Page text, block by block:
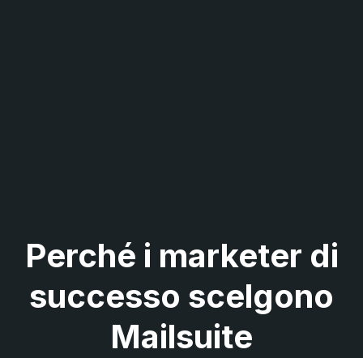
Perché i marketer di
successo scelgono
Mailsuite